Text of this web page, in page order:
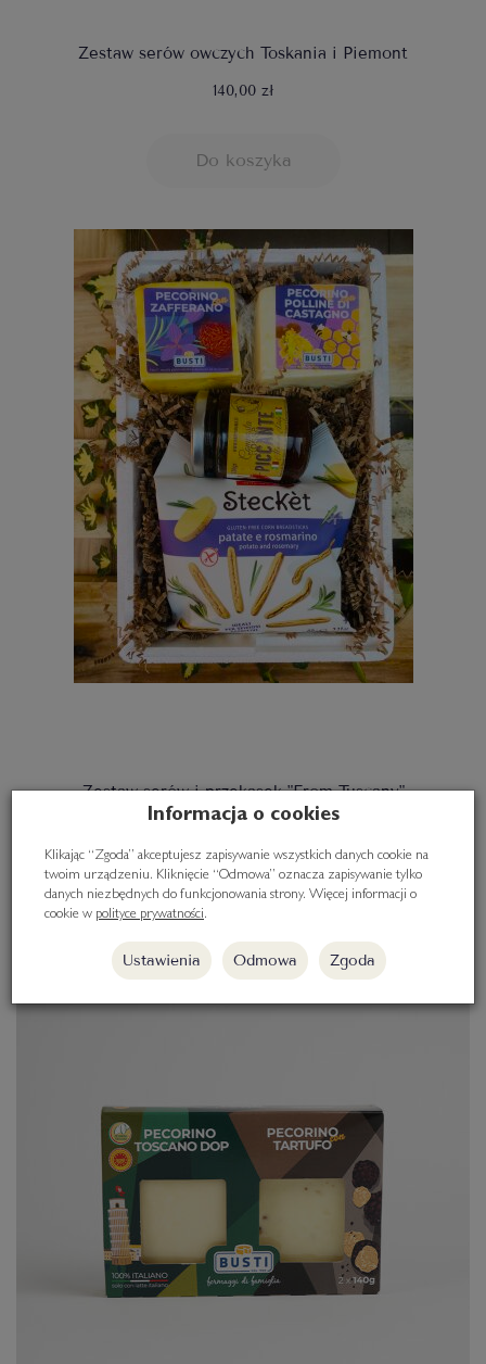
Zestaw serów owczych Toskania i Piemont
140,00 zł
Do koszyka
Zestaw serów i przekąsek "From Tuscany"
115,00 zł
Do koszyka
Informacja o cookies
Klikając “Zgoda” akceptujesz zapisywanie wszystkich danych cookie na
twoim urządzeniu. Kliknięcie “Odmowa” oznacza zapisywanie tylko
danych niezbędnych do funkcjonowania strony. Więcej informacji o
cookie w polityce prywatności.
Ustawienia Odmowa Zgoda